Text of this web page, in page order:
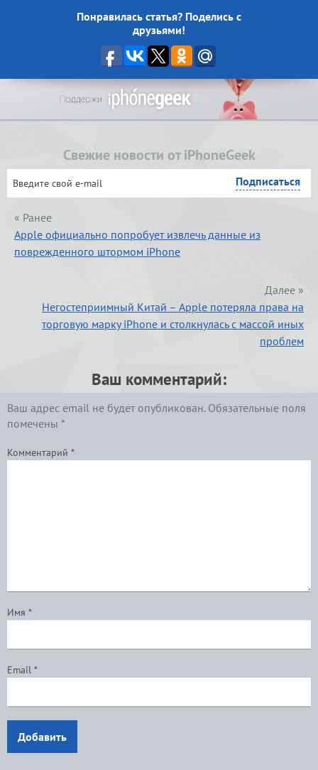
Понравилась статья? Поделись с
друзьями!
Свежие новости от iPhoneGeek
« Ранее
Apple официально попробует извлечь данные из
поврежденного штормом iPhone
Далее »
Негостеприимный Китай – Apple потеряла права на
торговую марку iPhone и столкнулась с массой иных
проблем
Ваш комментарий:
Ваш адрес email не будет опубликован. Обязательные поля
помечены *
Комментарий *
Имя *
Email *
Добавить